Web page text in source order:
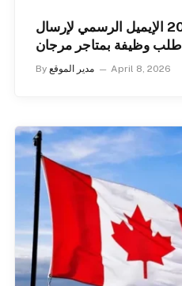
العمل في مرجان 2026 الإيميل الرسمي لإرسال
طلب وظيفة بمتاجر مرجان
By مدير الموقع April 8, 2026